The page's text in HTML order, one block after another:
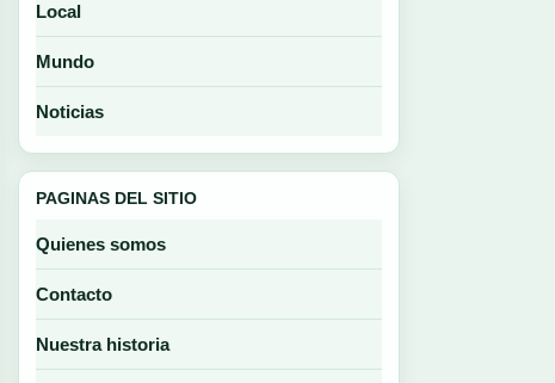
Local
Mundo
Noticias
PAGINAS DEL SITIO
Quienes somos
Contacto
Nuestra historia